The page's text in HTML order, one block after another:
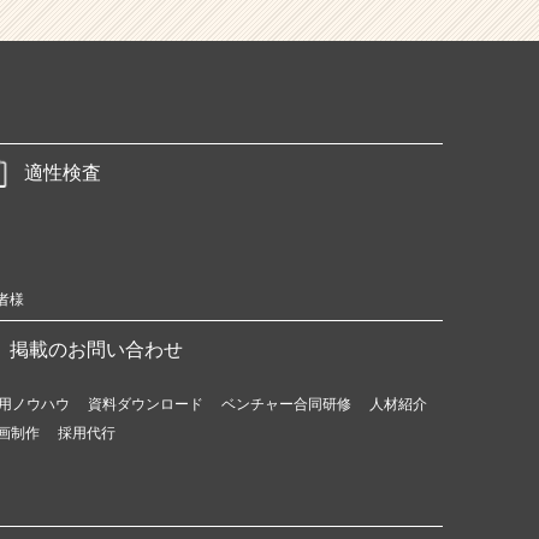
適性検査
様
掲載のお問い合わせ
ノウハウ 資料ダウンロード ベンチャー合同研修
人材紹介
制作
採用代行